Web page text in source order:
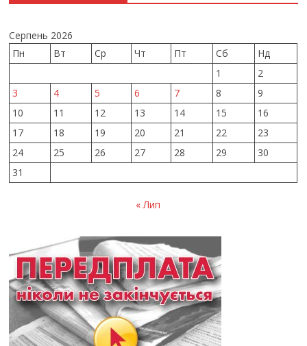
Серпень 2026
Пн
Вт Ср Чт Пт Сб
Нд
1
2
3
4 5 6 7 8
9
10
11 12 13 14 15
16
17
18 19 20 21 22
23
24
25 26 27 28 29
30
31
« Лип